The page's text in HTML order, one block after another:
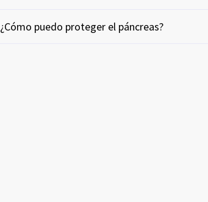
¿Cómo puedo proteger el páncreas?